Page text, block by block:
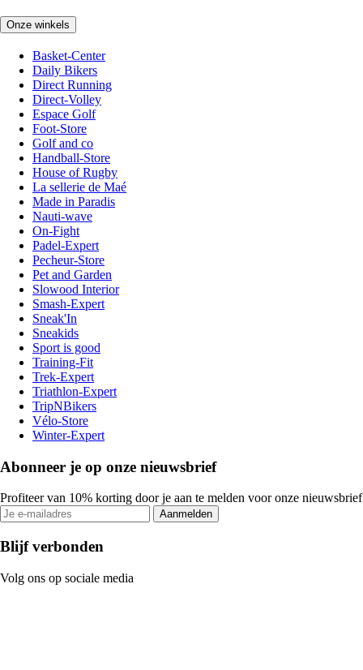
Onze winkels
Basket-Center
Daily Bikers
Direct Running
Direct-Volley
Espace Golf
Foot-Store
Golf and co
Handball-Store
House of Rugby
La sellerie de Maé
Made in Paradis
Nauti-wave
On-Fight
Padel-Expert
Pecheur-Store
Pet and Garden
Slowood Interior
Smash-Expert
Sneak'In
Sneakids
Sport is good
Training-Fit
Trek-Expert
Triathlon-Expert
TripNBikers
Vélo-Store
Winter-Expert
Abonneer je op onze nieuwsbrief
Profiteer van 10% korting door je aan te melden voor onze nieuwsbrief
Aanmelden
Blijf verbonden
Volg ons op sociale media